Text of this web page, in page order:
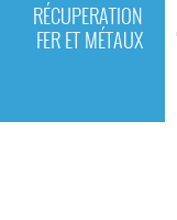
RÉCUPERATION
FER ET MÉTAUX